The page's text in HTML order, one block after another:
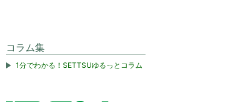
コラム集
1分でわかる！SETTSUゆるっとコラム